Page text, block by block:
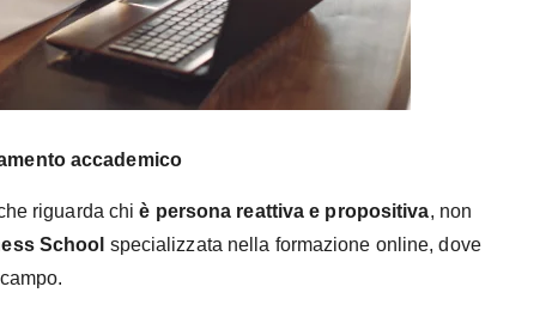
accademico
riguarda chiè persona reattiva e propositiva, non
School specializzata nella formazione online, dove